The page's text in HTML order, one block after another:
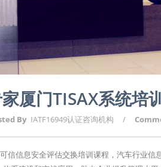
厦门TISAX系统培
By IATF16949认证咨询机构 /
信信息安全评估交换培训课程，汽车行业